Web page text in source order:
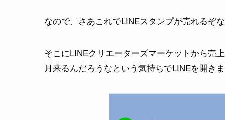
なので、さあこれでLINEスタンプが売れるぞ
そこにLINEクリエーターズマーケットから売
月来るんだろうなという気持ちでLINEを開き